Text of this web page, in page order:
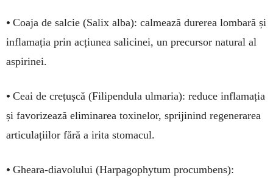
• Coaja de salcie (Salix alba): calmează durerea lombară și
inflamația prin acțiunea salicinei, un precursor natural al
aspirinei.
• Ceai de crețușcă (Filipendula ulmaria): reduce inflamația
și favorizează eliminarea toxinelor, sprijinind regenerarea
articulațiilor fără a irita stomacul.
• Gheara-diavolului (Harpagophytum procumbens):